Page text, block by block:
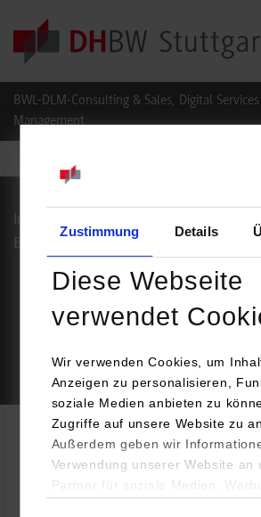
Zustimmung Details
Diese Webseite
verwendet
Wir verwenden Cookies, um
Anzeigen zu personalisieren,
soziale Medien anbieten zu
Zugriffe auf unsere Website zu
Außerdem geben wir
Verwendung unserer Website an
Partner für soziale Medien,
Skip to main content
BWL-DLM-Consulting & Sales, Digital Services
Management
Suche
Footer Meta Navigation
Barrierefreiheit
© Duale Hochschule Baden-